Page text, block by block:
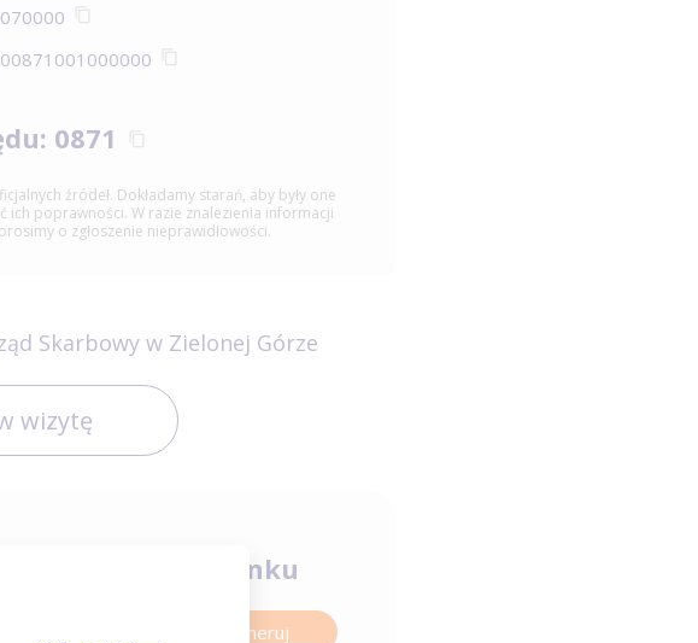
0871
źródeł. Dokładamy starań, aby były one
ich poprawności. W razie znalezienia informacji
o zgłoszenie nieprawidłowości.
Skarbowy w Zielonej Górze
wizytę
mikrorachunku
Wygeneruj